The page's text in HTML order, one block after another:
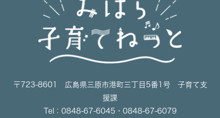
〒723-8601 広島県三原市港町三丁目5番1号 子育て支
援課
Tel：0848-67-6045・0848-67-6079